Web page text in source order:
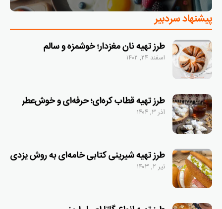
پیشنهاد سردبیر
طرز تهیه نان مغزدار؛ خوشمزه و سالم
اسفند ۲۴, ۱۴۰۲
طرز تهیه قطاب کره‌ای؛ حرفه‌ای و خوش‌عطر
آذر ۳, ۱۴۰۴
طرز تهیه شیرینی کتابی خامه‌ای به روش یزدی
تیر ۲, ۱۴۰۳